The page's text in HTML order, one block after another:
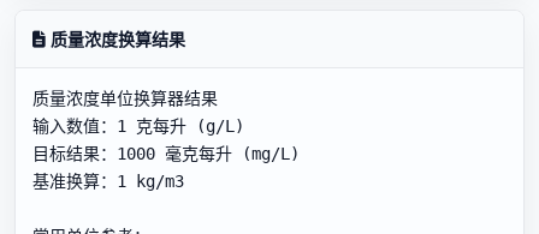
质量浓度换算结果